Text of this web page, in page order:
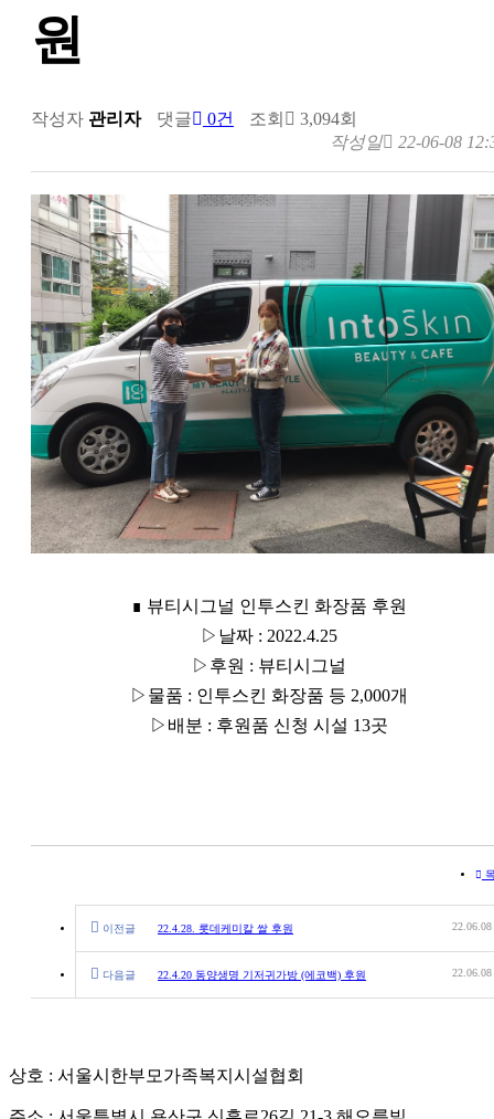
원
작성자 관리자 댓글 0건 조회
3,094회
작성일
22-06-08
∎ 뷰티시그널 인투스킨 화장품 후원
▷날짜 : 2022.4.25
▷후원 : 뷰티시그널
▷물품 : 인투스킨 화장품 등 2,000개
▷배분 : 후원품 신청 시설 13곳
이전글 22.4.28. 롯데케미칼 쌀 후원 22.06.08
다음글 22.4.20 동양생명 기저귀가방 (에코백) 후원 22.06.08
상호 : 서울시한부모가족복지시설협회